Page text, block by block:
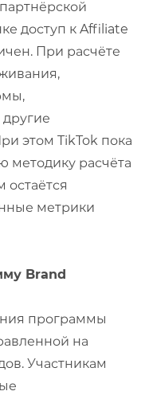
доступ к Affiliate
При расчёте
этом TikTok пока
методику расчёта
остаётся
метрики
Brand
программы
на
Участникам